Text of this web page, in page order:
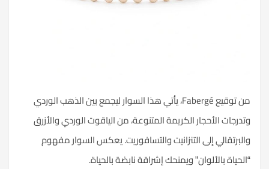
من توقيع Fabergé، يأتي هذا السوار ليجمع بين الذهب الوردي
وتدرجات الأحجار الكريمة المتنوعة، من الياقوت الوردي والأزرق
والبرتقالي إلى التنزانيت والتسافوريت. يعكس السوار مفهوم
“الحياة بالألوان” ويمنحك إشراقة نابضة بالحياة.